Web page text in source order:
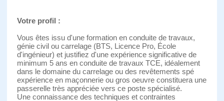
Votre profil :
Vous êtes issu d'une formation en conduite de travaux,
génie civil ou carrelage (BTS, Licence Pro, École
d'ingénieur) et justifiez d'une expérience significative de
minimum 5 ans en conduite de travaux TCE, idéalement
dans le domaine du carrelage ou des revêtements spé
expérience en maçonnerie ou gros oeuvre constituera une
passerelle très appréciée vers ce poste spécialisé.
Une connaissance des techniques et contraintes